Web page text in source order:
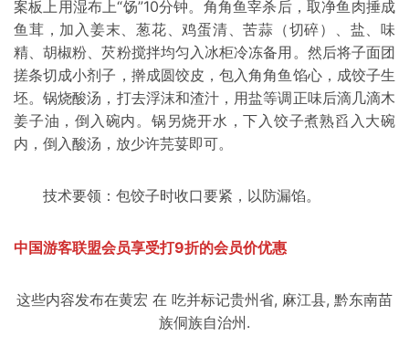
案板上用湿布上“饧”10分钟。角角鱼宰杀后，取净鱼肉捶成
鱼茸，加入姜末、葱花、鸡蛋清、苦蒜（切碎）、盐、味
精、胡椒粉、芡粉搅拌均匀入冰柜冷冻备用。然后将子面团
搓条切成小剂子，擀成圆饺皮，包入角角鱼馅心，成饺子生
坯。锅烧酸汤，打去浮沫和渣汁，用盐等调正味后滴几滴木
姜子油，倒入碗内。锅另烧开水，下入饺子煮熟舀入大碗
内，倒入酸汤，放少许芫荽即可。
技术要领：包饺子时收口要紧，以防漏馅。
中国游客联盟会员享受打9折的会员价优惠
这些内容发布在黄宏 在 吃并标记贵州省, 麻江县, 黔东南苗
族侗族自治州.